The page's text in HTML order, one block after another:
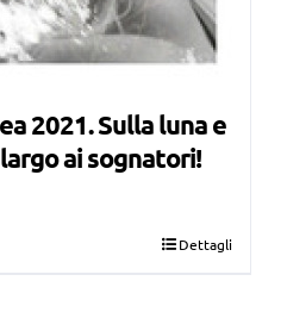
2021. Sulla luna e
ai sognatori!
Dettagli